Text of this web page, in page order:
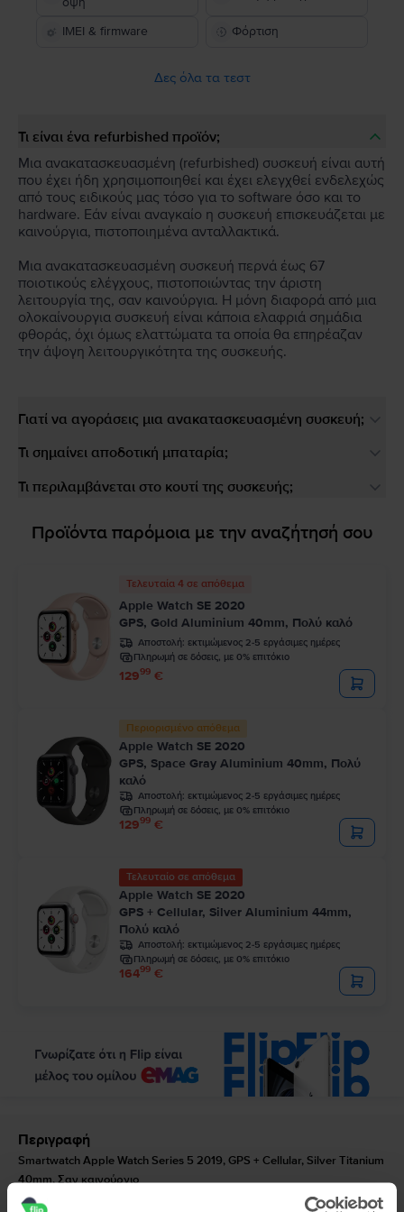
IMEI & firmware Φόρτιση
Δες όλα τα τεστ
Τι είναι ένα refurbished προϊόν;
Μια ανακατασκευασμένη (refurbished) συσκευή είναι αυτή
που έχει ήδη χρησιμοποιηθεί και έχει ελεγχθεί ενδελεχώς
από τους ειδικούς μας τόσο για το software όσο και το
hardware. Εάν είναι αναγκαίο η συσκευή επισκευάζεται με
καινούργια, πιστοποιημένα ανταλλακτικά.
Μια ανακατασκευασμένη συσκευή περνά έως 67
ποιοτικούς ελέγχους, πιστοποιώντας την άριστη
λειτουργία της, σαν καινούργια. Η μόνη διαφορά από μια
ολοκαίνουργια συσκευή είναι κάποια ελαφριά σημάδια
φθοράς, όχι όμως ελαττώματα τα οποία θα επηρέαζαν
την άψογη λειτουργικότητα της συσκευής.
Γιατί να αγοράσεις μια ανακατασκευασμένη συσκευή;
Τι σημαίνει αποδοτική μπαταρία;
Τι περιλαμβάνεται στο κουτί της συσκευής;
Προϊόντα παρόμοια με την αναζήτησή σου
Τελευταία 4 σε απόθεμα
Apple Watch SE 2020
GPS, Gold Aluminium 40mm, Πολύ καλό
Αποστολή: εκτιμώμενος 2-5 εργάσιμες ημέρες
Πληρωμή σε δόσεις, με 0% επιτόκιο
12999 €
Περιορισμένο απόθεμα
Apple Watch SE 2020
GPS, Space Gray Aluminium 40mm, Πολύ
καλό
Αποστολή: εκτιμώμενος 2-5 εργάσιμες ημέρες
Πληρωμή σε δόσεις, με 0% επιτόκιο
12999 €
Τελευταίο σε απόθεμα
Apple Watch SE 2020
GPS + Cellular, Silver Aluminium 44mm,
Πολύ καλό
Αποστολή: εκτιμώμενος 2-5 εργάσιμες ημέρες
Πληρωμή σε δόσεις, με 0% επιτόκιο
16499 €
Περιγραφή
Smartwatch Apple Watch Series 5 2019, GPS + Cellular, Silver Titanium
40mm, Σαν καινούργιο
Επιλέξτε ένα ρολόι που ταιριάζει με τις φιλοδοξίες σας. Το Apple Watch 5